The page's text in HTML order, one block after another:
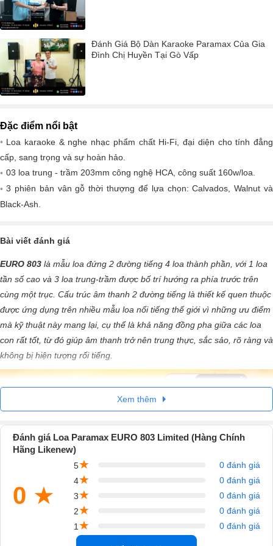
Đánh Giá Bộ Dàn Karaoke Paramax Của Gia
Đình Chị Huyền Tại Gò Vấp
Đặc điểm nổi bật
Loa karaoke & nghe nhạc phẩm chất Hi-Fi, đại diện cho tính đẳng
cấp, sang trọng và sự hoàn hảo.
03 loa trung - trầm 203mm công nghệ HCA, công suất 160w/loa.
3 phiên bản vân gỗ thời thượng để lựa chọn: Calvados, Walnut và
Black-Ash.
Bài viết đánh giá
EURO 803 là mẫu loa đứng 2 đường tiếng 4 loa thành phần, với 1 loa
tần số cao và 3 loa trung-trầm được bố trí hướng ra phía trước trên
cùng một trục. Cấu trúc âm thanh 2 đường tiếng là thiết kế quen thuộc
được ứng dụng trên nhiều mẫu loa nổi tiếng thế giới vì những ưu điểm
mà kỹ thuật này mang lại, cụ thể là khả năng đồng pha giữa các loa
con rất tốt, từ đó giúp âm thanh trở nên trung thực, sắc sảo, rõ ràng và
không bị hiện tượng rối tiếng.
Xem thêm
Đánh giá Loa Paramax EURO 803 Limited (Hàng Chính
Hãng Likenew)
0 ★
5★
0 đánh giá
4★
0 đánh giá
3★
0 đánh giá
2★
0 đánh giá
1 ★ 0 đánh giá